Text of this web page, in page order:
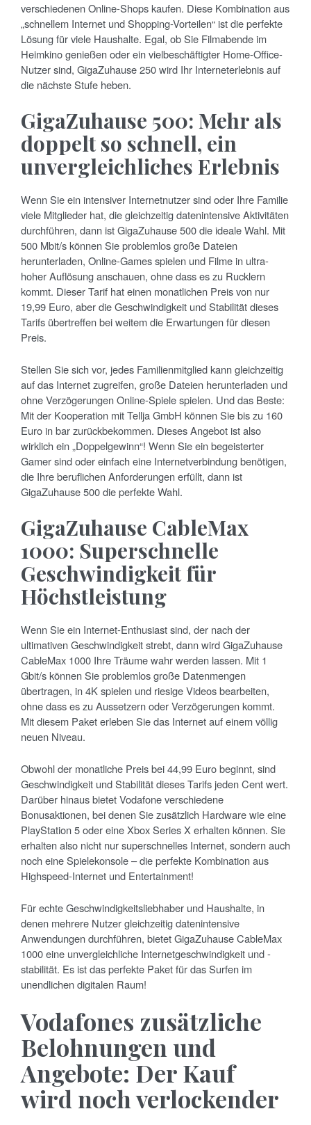
verschiedenen Online-Shops kaufen. Diese Kombination aus
„schnellem Internet und Shopping-Vorteilen“ ist die perfekte
Lösung für viele Haushalte. Egal, ob Sie Filmabende im
Heimkino genießen oder ein vielbeschäftigter Home-Office-
Nutzer sind, GigaZuhause 250 wird Ihr Interneterlebnis auf
die nächste Stufe heben.
GigaZuhause 500: Mehr als
doppelt so schnell, ein
unvergleichliches Erlebnis
Wenn Sie ein intensiver Internetnutzer sind oder Ihre Familie
viele Mitglieder hat, die gleichzeitig datenintensive Aktivitäten
durchführen, dann ist GigaZuhause 500 die ideale Wahl. Mit
500 Mbit/s können Sie problemlos große Dateien
herunterladen, Online-Games spielen und Filme in ultra-
hoher Auflösung anschauen, ohne dass es zu Rucklern
kommt. Dieser Tarif hat einen monatlichen Preis von nur
19,99 Euro, aber die Geschwindigkeit und Stabilität dieses
Tarifs übertreffen bei weitem die Erwartungen für diesen
Preis.
Stellen Sie sich vor, jedes Familienmitglied kann gleichzeitig
auf das Internet zugreifen, große Dateien herunterladen und
ohne Verzögerungen Online-Spiele spielen. Und das Beste:
Mit der Kooperation mit Tellja GmbH können Sie bis zu 160
Euro in bar zurückbekommen. Dieses Angebot ist also
wirklich ein „Doppelgewinn“! Wenn Sie ein begeisterter
Gamer sind oder einfach eine Internetverbindung benötigen,
die Ihre beruflichen Anforderungen erfüllt, dann ist
GigaZuhause 500 die perfekte Wahl.
GigaZuhause CableMax
1000: Superschnelle
Geschwindigkeit für
Höchstleistung
Wenn Sie ein Internet-Enthusiast sind, der nach der
ultimativen Geschwindigkeit strebt, dann wird GigaZuhause
CableMax 1000 Ihre Träume wahr werden lassen. Mit 1
Gbit/s können Sie problemlos große Datenmengen
übertragen, in 4K spielen und riesige Videos bearbeiten,
ohne dass es zu Aussetzern oder Verzögerungen kommt.
Mit diesem Paket erleben Sie das Internet auf einem völlig
neuen Niveau.
Obwohl der monatliche Preis bei 44,99 Euro beginnt, sind
Geschwindigkeit und Stabilität dieses Tarifs jeden Cent wert.
Darüber hinaus bietet Vodafone verschiedene
Bonusaktionen, bei denen Sie zusätzlich Hardware wie eine
PlayStation 5 oder eine Xbox Series X erhalten können. Sie
erhalten also nicht nur superschnelles Internet, sondern auch
noch eine Spielekonsole – die perfekte Kombination aus
Highspeed-Internet und Entertainment!
Für echte Geschwindigkeitsliebhaber und Haushalte, in
denen mehrere Nutzer gleichzeitig datenintensive
Anwendungen durchführen, bietet GigaZuhause CableMax
1000 eine unvergleichliche Internetgeschwindigkeit und -
stabilität. Es ist das perfekte Paket für das Surfen im
unendlichen digitalen Raum!
Vodafones zusätzliche
Belohnungen und
Angebote: Der Kauf
wird noch verlockender